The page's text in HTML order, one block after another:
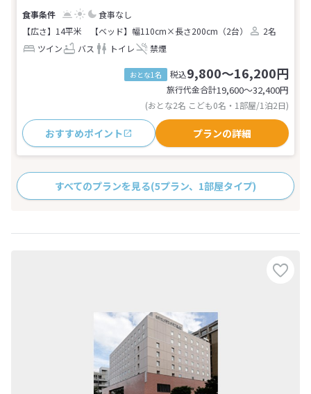
食事なし
【広さ】14平米
【ベッド】幅110cm×長さ200cm（2台）
2名
ツイン
バス トイレ 禁煙
おとな1名 税込9,800～16,200円
旅行代金合計19,600〜32,400円
(おとな2名 こども0名・1部屋/1泊2日)
おすすめポイント プランの詳細
すべてのプランを見る(5プラン、1部屋タイプ)